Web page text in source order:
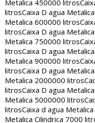
Metalica 450000 litros
litrosCaixa D agua
Metalica 600000 litros
litrosCaixa D agua
Metalica 750000 litros
litrosCaixa D agua
Metalica 900000 litros
litrosCaixa D agua
Metalica 2000000 litros
litrosCaixa D agua
Metalica 5000000 litros
litrosCaixa d agua
Metalica Cilindrica 7000